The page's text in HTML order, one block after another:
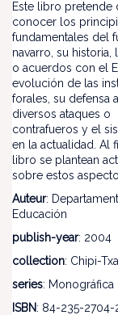
Este libro pretende
conocer los
fundamentales del
navarro, su historia,
o acuerdos con el
evolución de las
forales, su defensa
diversos ataques o
contrafueros y el
en la actualidad. Al
libro se plantean
sobre estos
Auteur:
Educación
publish-year: 2004
collection: Chipi-
series: Monográfica
ISBN: 84-235-2704-